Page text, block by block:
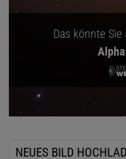
Das könnte
NEUES BILD